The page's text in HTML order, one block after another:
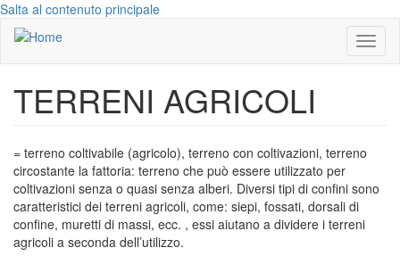
Salta al contenuto principale
TERRENI AGRICOLI
= terreno coltivabile (agricolo), terreno con coltivazioni, terreno
circostante la fattoria: terreno che può essere utilizzato per
coltivazioni senza o quasi senza alberi. Diversi tipi di confini sono
caratteristici dei terreni agricoli, come: siepi, fossati, dorsali di
confine, muretti di massi, ecc. , essi aiutano a dividere i terreni
agricoli a seconda dell’utilizzo.